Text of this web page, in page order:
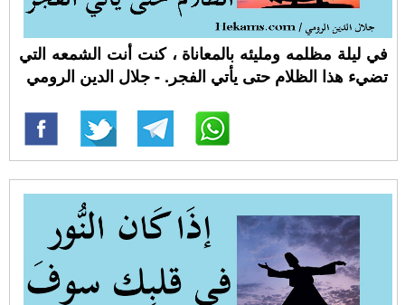
في ليلة مظلمه ومليئه بالمعاناة ، كنت أنت الشمعه التي
تضيء هذا الظلام حتى يأتي الفجر. - جلال الدين الرومي